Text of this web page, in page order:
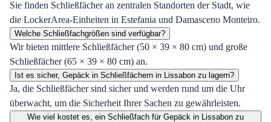
Sie finden Schließfächer an zentralen Standorten der Stadt, wie
die LockerArea-Einheiten in Estefania und Damasceno Monteiro.
Welche Schließfachgrößen sind verfügbar?
Wir bieten mittlere Schließfächer (50 × 39 × 80 cm) und große
Schließfächer (65 × 39 × 80 cm) an.
Ist es sicher, Gepäck in Schließfächern in Lissabon zu lagern?
Ja, die Schließfächer sind sicher und werden rund um die Uhr
überwacht, um die Sicherheit Ihrer Sachen zu gewährleisten.
Wie viel kostet es, ein Schließfach für Gepäck in Lissabon zu